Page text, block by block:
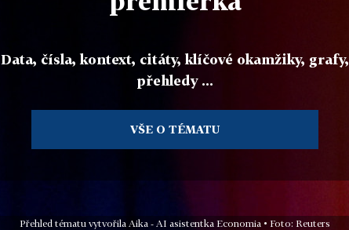
Data, čísla, kontext, citáty, klíčové okamžiky, grafy,
přehledy ...
VŠE O TÉMATU
Přehled tématu vytvořila Aika - AI asistentka Economia • Foto: Reuters